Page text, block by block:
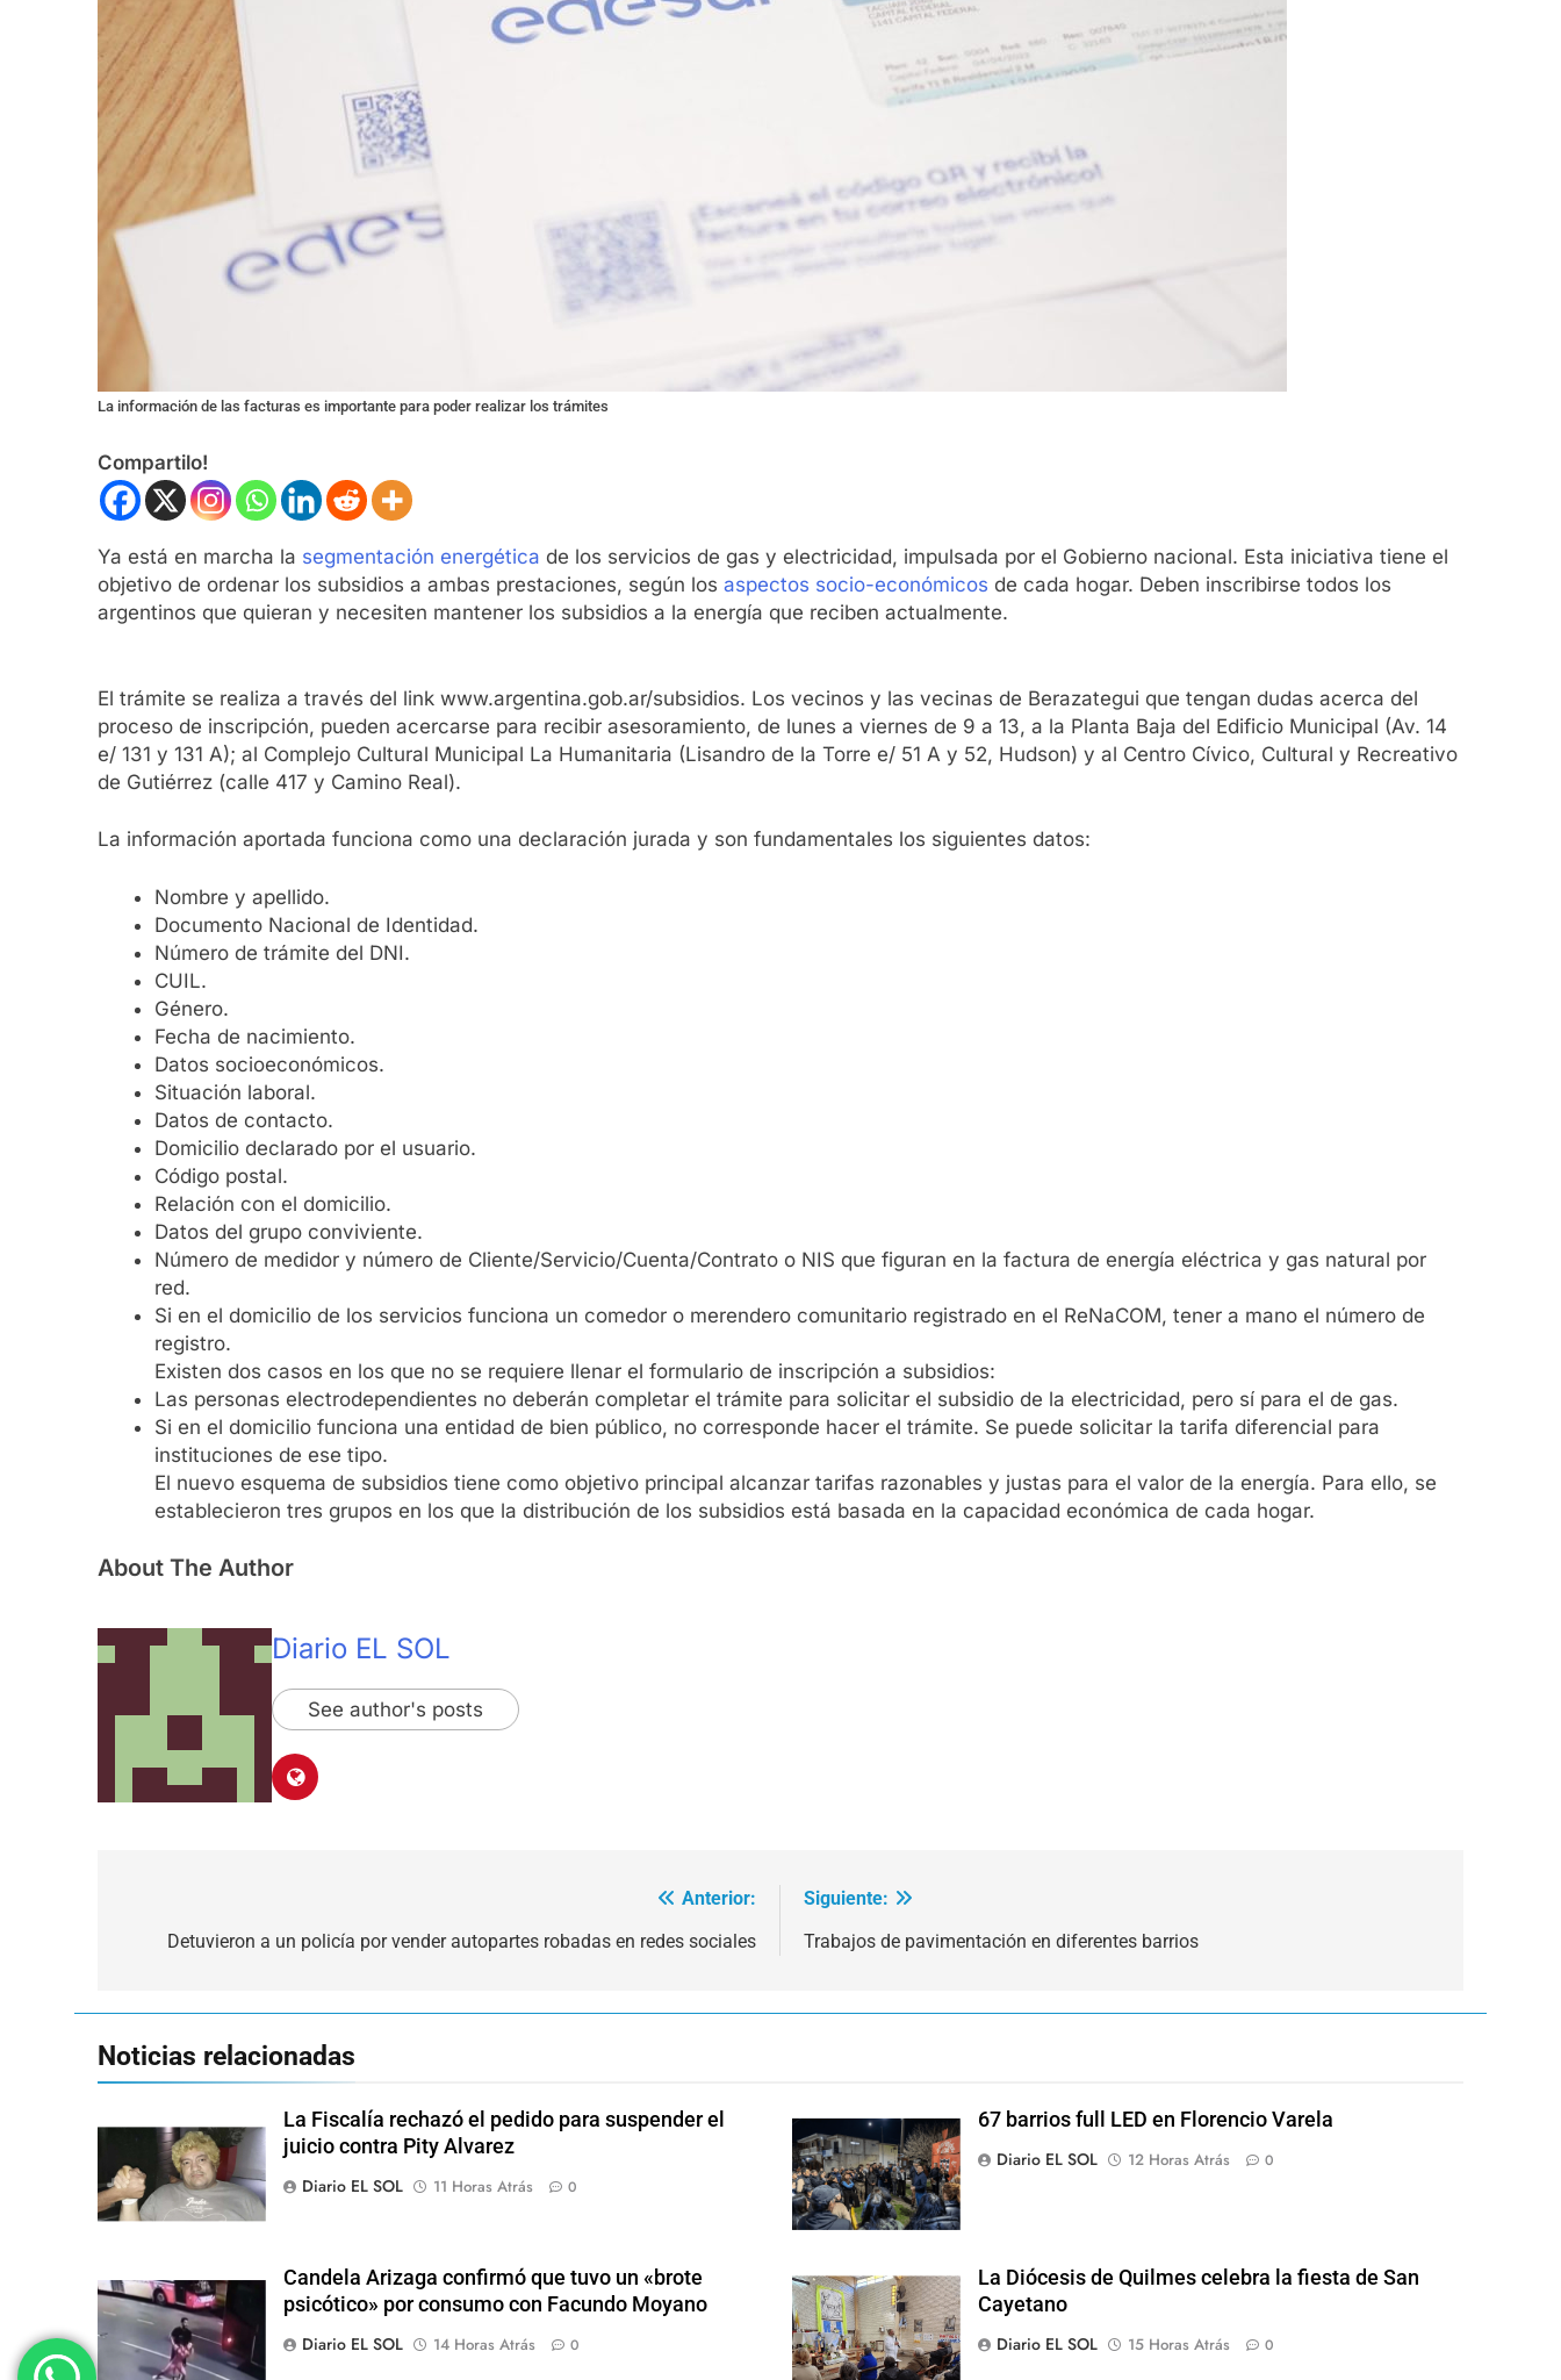
La información de las facturas es importante para poder realizar los trámites
Compartilo!
Ya está en marcha la segmentación energética de los servicios de gas y electricidad, impulsada por el Gobierno nacional. Esta iniciativa tiene el
objetivo de ordenar los subsidios a ambas prestaciones, según los aspectos socio-económicos de cada hogar. Deben inscribirse todos los
argentinos que quieran y necesiten mantener los subsidios a la energía que reciben actualmente.
El trámite se realiza a través del link www.argentina.gob.ar/subsidios. Los vecinos y las vecinas de Berazategui que tengan dudas acerca del
proceso de inscripción, pueden acercarse para recibir asesoramiento, de lunes a viernes de 9 a 13, a la Planta Baja del Edificio Municipal (Av. 14
e/ 131 y 131 A); al Complejo Cultural Municipal La Humanitaria (Lisandro de la Torre e/ 51 A y 52, Hudson) y al Centro Cívico, Cultural y Recreativo
de Gutiérrez (calle 417 y Camino Real).
La información aportada funciona como una declaración jurada y son fundamentales los siguientes datos:
Nombre y apellido.
Documento Nacional de Identidad.
Número de trámite del DNI.
CUIL.
Género.
Fecha de nacimiento.
Datos socioeconómicos.
Situación laboral.
Datos de contacto.
Domicilio declarado por el usuario.
Código postal.
Relación con el domicilio.
Datos del grupo conviviente.
Número de medidor y número de Cliente/Servicio/Cuenta/Contrato o NIS que figuran en la factura de energía eléctrica y gas natural por
red.
Si en el domicilio de los servicios funciona un comedor o merendero comunitario registrado en el ReNaCOM, tener a mano el número de
registro.
Existen dos casos en los que no se requiere llenar el formulario de inscripción a subsidios:
Las personas electrodependientes no deberán completar el trámite para solicitar el subsidio de la electricidad, pero sí para el de gas.
Si en el domicilio funciona una entidad de bien público, no corresponde hacer el trámite. Se puede solicitar la tarifa diferencial para
instituciones de ese tipo.
El nuevo esquema de subsidios tiene como objetivo principal alcanzar tarifas razonables y justas para el valor de la energía. Para ello, se
establecieron tres grupos en los que la distribución de los subsidios está basada en la capacidad económica de cada hogar.
About The Author
Diario EL SOL
See author's posts
Anterior:
Detuvieron a un policía por vender autopartes robadas en redes sociales
Siguiente:
Trabajos de pavimentación en diferentes barrios
Noticias relacionadas
La Fiscalía rechazó el pedido para suspender el
juicio contra Pity Alvarez
Diario EL SOL
11 Horas Atrás 0
67 barrios full LED en Florencio Varela
Diario EL SOL
12 Horas Atrás 0
Candela Arizaga confirmó que tuvo un «brote
psicótico» por consumo con Facundo Moyano
Diario EL SOL
14 Horas Atrás 0
La Diócesis de Quilmes celebra la fiesta de San
Cayetano
Diario EL SOL
15 Horas Atrás 0